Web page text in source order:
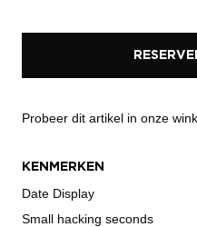
Probeer dit artikel in onze
KENMERKEN
Date Display
Small hacking seconds